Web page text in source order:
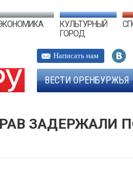
КУЛЬТУРНЫЙ
ГОРОД
Написать нам
ВЕСТИ ОРЕНБУРЖЬЯ
ЗАДЕРЖАЛИ